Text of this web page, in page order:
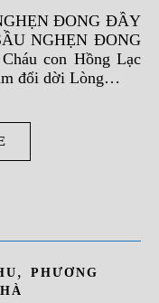
ĐONG ĐẦY
NGHẸN ĐONG
con Hồng Lạc
đổi dời Lòng…
,
PHƯƠNG